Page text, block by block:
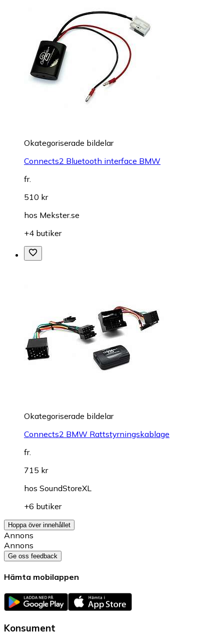
Okategoriserade bildelar
Connects2 Bluetooth interface BMW
fr.
510 kr
hos Mekster.se
+4 butiker
Okategoriserade bildelar
Connects2 BMW Rattstyrningskablage
fr.
715 kr
hos SoundStoreXL
+6 butiker
Hoppa över innehållet
Annons
Annons
Ge oss feedback
Hämta mobilappen
Konsument